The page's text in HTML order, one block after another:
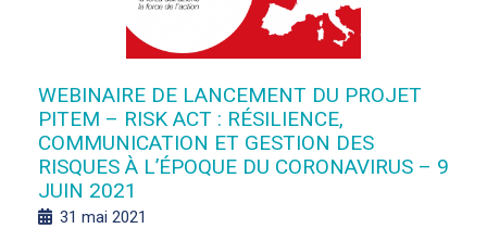
WEBINAIRE DE LANCEMENT DU PROJET
PITEM – RISK ACT : RÉSILIENCE,
COMMUNICATION ET GESTION DES
RISQUES À L’ÉPOQUE DU CORONAVIRUS – 9
JUIN 2021
31 mai 2021